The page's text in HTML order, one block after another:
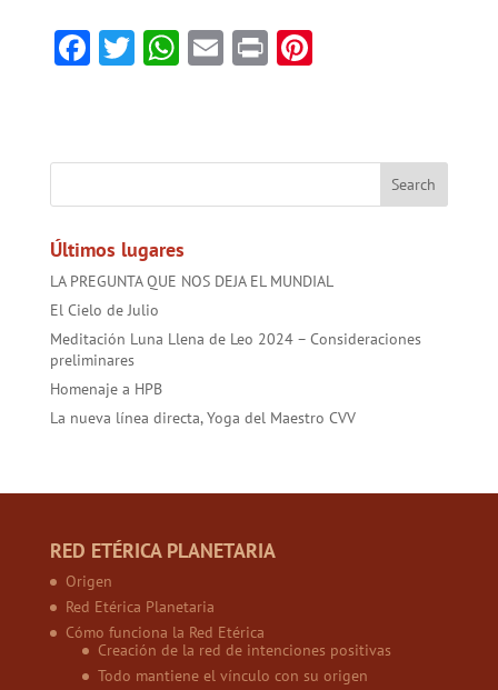
F
b
T
er
W
sA
E
l
Pr Pi
es
Últimos lugares
LA PREGUNTA QUE NOS DEJA EL MUNDIAL
El Cielo de Julio
Meditación Luna Llena de Leo 2024 – Consideraciones
preliminares
Homenaje a HPB
La nueva línea directa, Yoga del Maestro CVV
RED ETÉRICA PLANETARIA
Origen
Red Etérica Planetaria
Cómo funciona la Red Etérica
Creación de la red de intenciones positivas
Todo mantiene el vínculo con su origen